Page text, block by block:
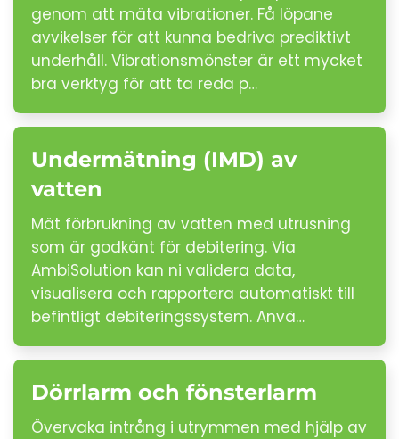
genom att mäta vibrationer. Få löpane
avvikelser för att kunna bedriva prediktivt
underhåll. Vibrationsmönster är ett mycket
bra verktyg för att ta reda p…
Undermätning (IMD) av
vatten
Mät förbrukning av vatten med utrusning
som är godkänt för debitering. Via
AmbiSolution kan ni validera data,
visualisera och rapportera automatiskt till
befintligt debiteringssystem. Anvä…
Dörrlarm och fönsterlarm
Övervaka intrång i utrymmen med hjälp av